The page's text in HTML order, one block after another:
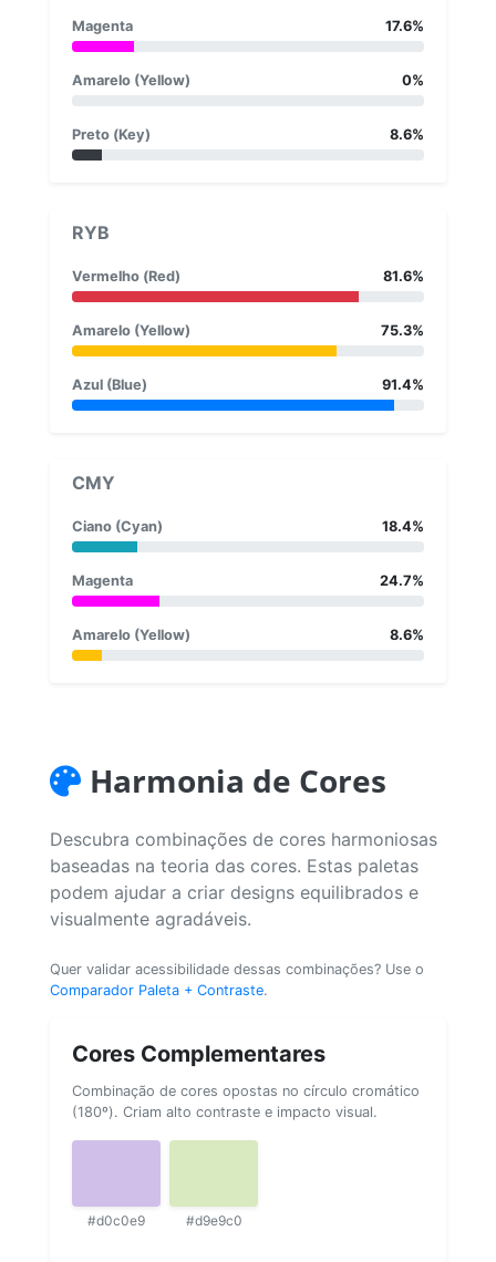
Magenta 17.6%
Amarelo (Yellow) 0%
Preto (Key) 8.6%
RYB
Vermelho (Red) 81.6%
Amarelo (Yellow) 75.3%
Azul (Blue) 91.4%
CMY
Ciano (Cyan) 18.4%
Magenta 24.7%
Amarelo (Yellow) 8.6%
Harmonia de Cores
Descubra combinações de cores harmoniosas
baseadas na teoria das cores. Estas paletas
podem ajudar a criar designs equilibrados e
visualmente agradáveis.
Quer validar acessibilidade dessas combinações? Use o
Comparador Paleta + Contraste.
Cores Complementares
Combinação de cores opostas no círculo cromático
(180º). Criam alto contraste e impacto visual.
#d0c0e9 #d9e9c0